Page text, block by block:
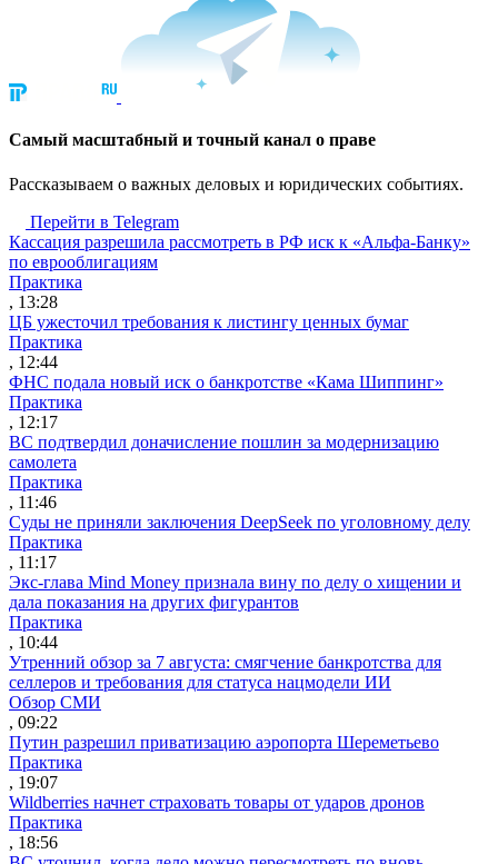
Cамый масштабный и точный канал о праве
Рассказываем о важных деловых и юридических событиях.
Перейти в Telegram
Кассация разрешила рассмотреть в РФ иск к «Альфа-Банку»
по еврооблигациям
Практика
, 13:28
ЦБ ужесточил требования к листингу ценных бумаг
Практика
, 12:44
ФНС подала новый иск о банкротстве «Кама Шиппинг»
Практика
, 12:17
ВС подтвердил доначисление пошлин за модернизацию
самолета
Практика
, 11:46
Суды не приняли заключения DeepSeek по уголовному делу
Практика
, 11:17
Экс-глава Mind Money признала вину по делу о хищении и
дала показания на других фигурантов
Практика
, 10:44
Утренний обзор за 7 августа: смягчение банкротства для
селлеров и требования для статуса нацмодели ИИ
Обзор СМИ
, 09:22
Путин разрешил приватизацию аэропорта Шереметьево
Практика
, 19:07
Wildberries начнет страховать товары от ударов дронов
Практика
, 18:56